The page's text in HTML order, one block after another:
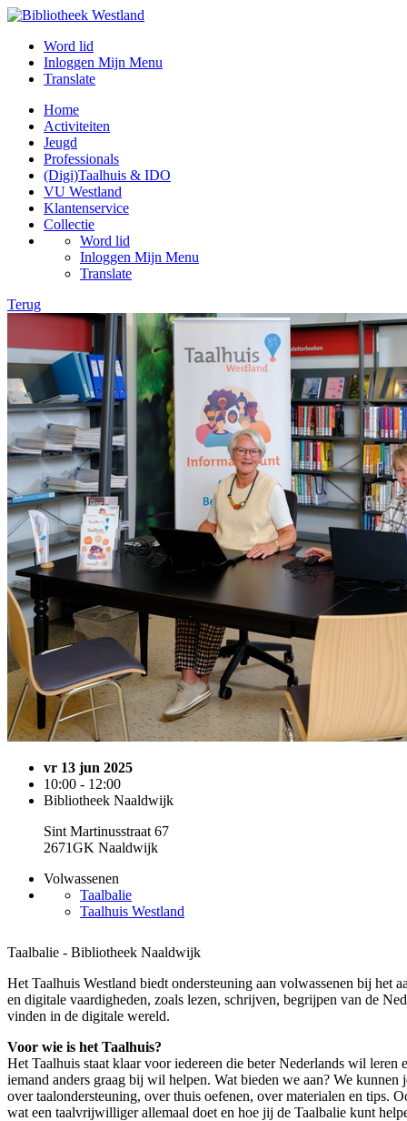
Word lid
Inloggen Mijn Menu
Translate
Home
Activiteiten
Jeugd
Professionals
(Digi)Taalhuis & IDO
VU Westland
Klantenservice
Collectie
Word lid
Inloggen Mijn Menu
Translate
Terug
vr 13 jun 2025
10:00 - 12:00
Bibliotheek Naaldwijk
Sint Martinusstraat 67
2671GK Naaldwijk
Volwassenen
Taalbalie
Taalhuis Westland
Taalbalie - Bibliotheek Naaldwijk
Het Taalhuis Westland biedt ondersteuning aan volwassenen bij het
en digitale vaardigheden, zoals lezen, schrijven, begrijpen van de
vinden in de digitale wereld.
Voor wie is het Taalhuis?
Het Taalhuis staat klaar voor iedereen die beter Nederlands wil leren
iemand anders graag bij wil helpen. Wat bieden we aan? We kunnen
over taalondersteuning, over thuis oefenen, over materialen en tips.
wat een taalvrijwilliger allemaal doet en hoe jij de Taalbalie kunt